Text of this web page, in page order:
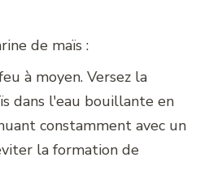
de maïs :
à moyen. Versez la
dans l'eau bouillante en
constamment avec un
la formation de